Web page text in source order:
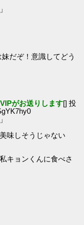
だぞ！意識してどう
がお送りします[] 投
味しそうじゃない
キョンくんに食べさ